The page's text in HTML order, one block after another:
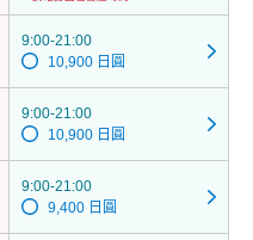
9:00-21:00
10,900 日圓
9:00-21:00
10,900 日圓
9:00-21:00
9,400 日圓